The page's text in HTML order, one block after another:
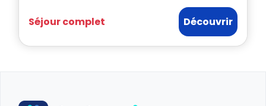
Séjour complet Découvrir